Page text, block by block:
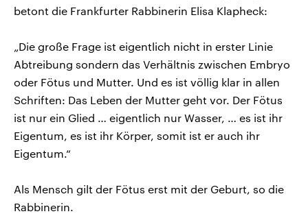
betont die Frankfurter Rabbinerin Elisa Klapheck:
„Die große Frage ist eigentlich nicht in erster Linie
Abtreibung sondern das Verhältnis zwischen Embryo
oder Fötus und Mutter. Und es ist völlig klar in allen
Schriften: Das Leben der Mutter geht vor. Der Fötus
ist nur ein Glied … eigentlich nur Wasser, … es ist ihr
Eigentum, es ist ihr Körper, somit ist er auch ihr
Eigentum.“
Als Mensch gilt der Fötus erst mit der Geburt, so die
Rabbinerin.